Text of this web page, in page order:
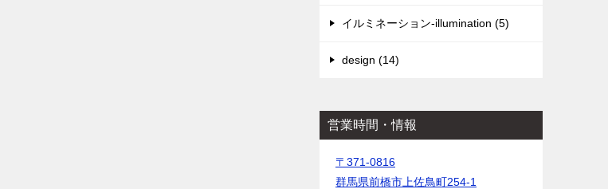
イルミネーション-illumination (5)
design (14)
営業時間・情報
〒371-0816
群馬県前橋市上佐鳥町254-1